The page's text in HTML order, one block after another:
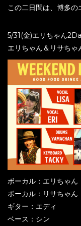
この二日間は、博多の
5/31(金)エリちゃん
エリちゃん＆リサちゃ
ボーカル：エリちゃん
ボーカル：リサちゃん
ギター：エディ
ベース：シン